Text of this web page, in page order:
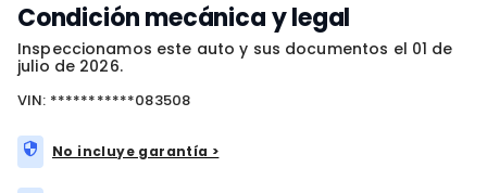
Condición mecánica y legal
Inspeccionamos este auto y sus documentos el 01 de
julio de 2026.
VIN: ***********083508
No incluye garantía >